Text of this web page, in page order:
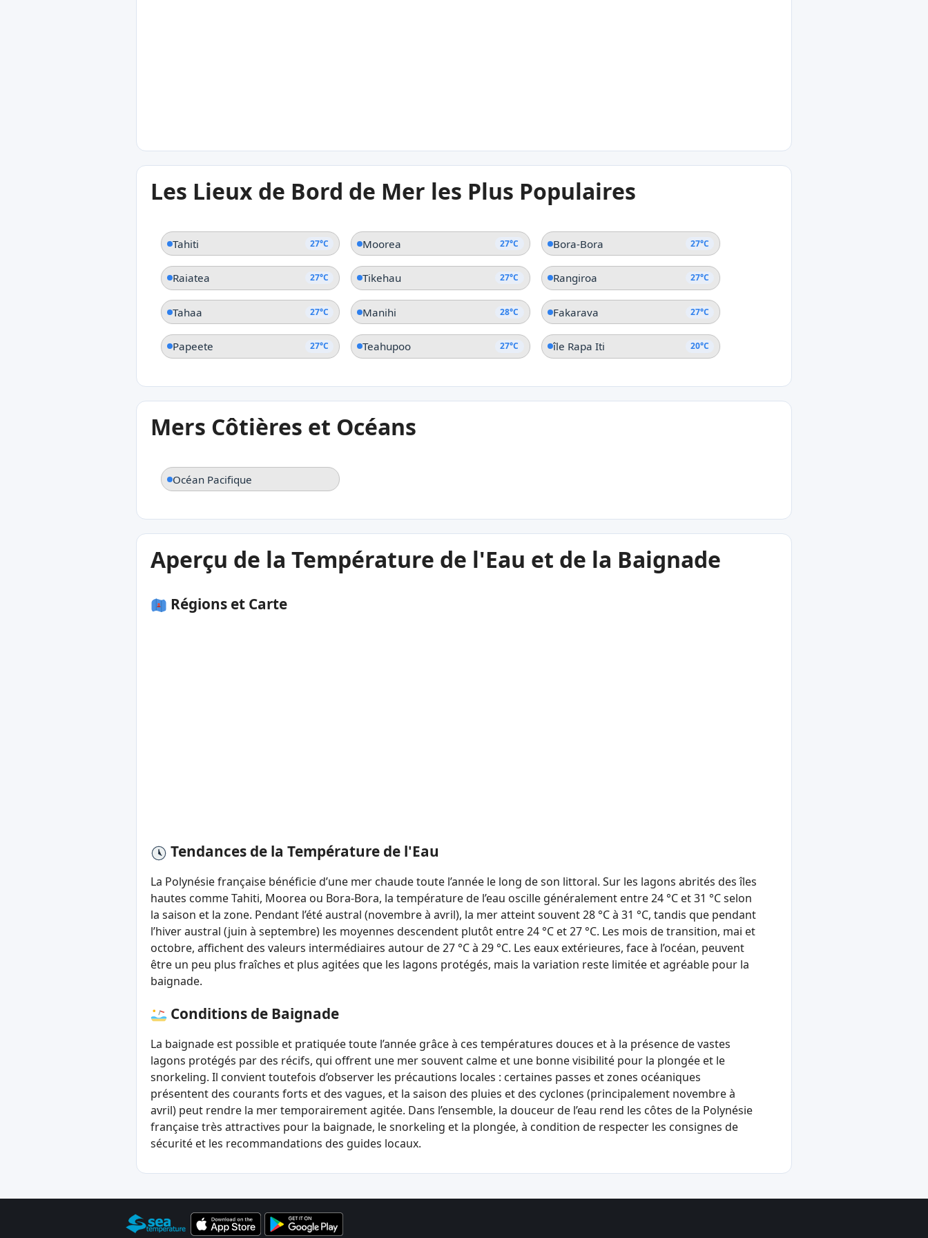
27°C
Tahiti
27°C
Teahupoo
20°C
île Rapa Iti
Les Lieux de Bord de Mer les Plus Populaires
Tahiti 27°C Moorea 27°C Bora-Bora 27°C
Raiatea 27°C Tikehau 27°C Rangiroa 27°C
Tahaa 27°C Manihi 28°C Fakarava 27°C
Papeete 27°C Teahupoo 27°C île Rapa Iti 20°C
Mers Côtières et Océans
Océan Pacifique
Aperçu de la Température de l'Eau et de la Baignade
Régions et Carte
Tendances de la Température de l'Eau
La Polynésie française bénéficie d’une mer chaude toute l’année le long de son littoral. Sur les lagons abrités des îles
hautes comme Tahiti, Moorea ou Bora-Bora, la température de l’eau oscille généralement entre 24 °C et 31 °C selon
la saison et la zone. Pendant l’été austral (novembre à avril), la mer atteint souvent 28 °C à 31 °C, tandis que pendant
l’hiver austral (juin à septembre) les moyennes descendent plutôt entre 24 °C et 27 °C. Les mois de transition, mai et
octobre, affichent des valeurs intermédiaires autour de 27 °C à 29 °C. Les eaux extérieures, face à l’océan, peuvent
être un peu plus fraîches et plus agitées que les lagons protégés, mais la variation reste limitée et agréable pour la
baignade.
Conditions de Baignade
La baignade est possible et pratiquée toute l’année grâce à ces températures douces et à la présence de vastes
lagons protégés par des récifs, qui offrent une mer souvent calme et une bonne visibilité pour la plongée et le
snorkeling. Il convient toutefois d’observer les précautions locales : certaines passes et zones océaniques
présentent des courants forts et des vagues, et la saison des pluies et des cyclones (principalement novembre à
avril) peut rendre la mer temporairement agitée. Dans l’ensemble, la douceur de l’eau rend les côtes de la Polynésie
française très attractives pour la baignade, le snorkeling et la plongée, à condition de respecter les consignes de
sécurité et les recommandations des guides locaux.